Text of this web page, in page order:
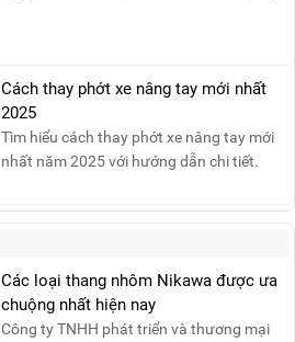
phần quà siêu hấp dẫn và mua sắm
những sản phẩm thang chính hãng với
mức giá không thể tốt hơn!Tham gia
Mega Live, bạn sẽ nhận được gì?...
Cách thay phớt xe nâng tay mới nhất
2025
Tìm hiểu cách thay phớt xe nâng tay mới
nhất năm 2025 với hướng dẫn chi tiết.
phớt đúng cách, giúp xe nâng hoạt động
Các loại thang nhôm Nikawa được ưa
chuộng nhất hiện nay
Công ty TNHH phát triển và thương mại